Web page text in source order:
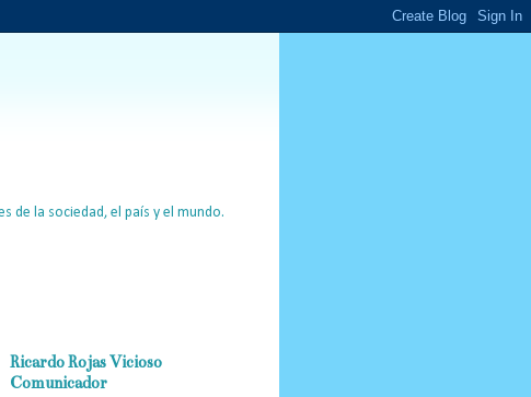
de la sociedad, el país y el mundo.
Ricardo Rojas Vicioso
Comunicador